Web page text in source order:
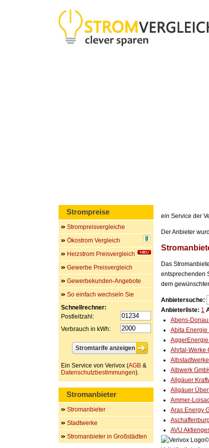
ein Service der
Der Anbieter
Das
entsprechenden
dem
Anbietersuche:
Anbieterliste: 1
Abens-
Abita Energie
AggerEnergie
Ahrtal-Werke
Albwerk
Allgäuer
Allgäuer
Ammer-
Aras Energy
AVU
©
Strompreise
Strompreisvergleiche
Ökostrom Vergleich
Heizstrom Preisvergleich
Gewerbe Preisvergleich
Gewerbekunden-Angebote
So einfach wechseln Sie
Schnellrechner:
Postleitzahl:
Verbrauch in kWh:
Ein Service von Verivox (AGB &
Datenschutzbestimmungen).
Stromanbieter
Stromanbieter
Stadtwerke
Stromanbieter in Großstädten